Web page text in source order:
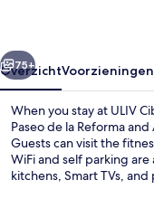
Volgende
75+
OverzichtVoorzieningen
When you stay at ULIV
Paseo de la Reforma
Guests can visit the
WiFi and self parking
kitchens, Smart TVs,